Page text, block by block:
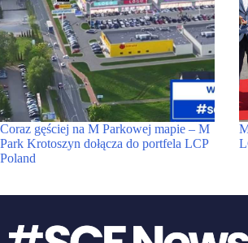
Coraz gęściej na M Parkowej mapie – M
Park Krotoszyn dołącza do portfela LCP
Poland